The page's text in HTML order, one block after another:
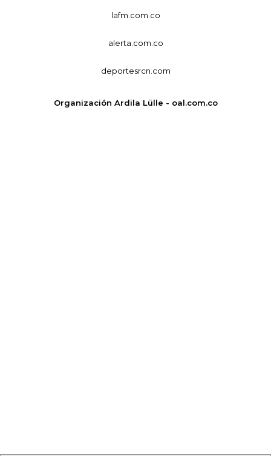
lafm.com.co
alerta.com.co
deportesrcn.com
Organización Ardila Lülle - oal.com.co